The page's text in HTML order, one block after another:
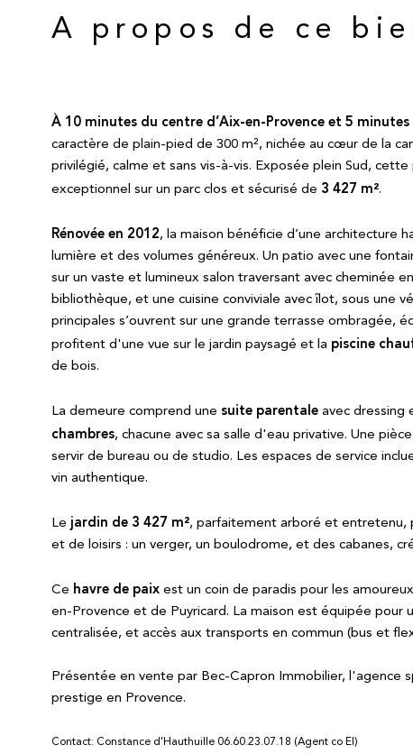
A propos de ce
À 10 minutes du centre d’Aix-en-Provence et 5
caractère de plain-pied de 300 m², nichée au cœur de la
privilégié, calme et sans vis-à-vis. Exposée plein Sud,
exceptionnel sur un parc clos et sécurisé de 3 427 m².
Rénovée en 2012, la maison bénéficie d’une architecture
lumière et des volumes généreux. Un patio avec une
sur un vaste et lumineux salon traversant avec cheminée
bibliothèque, et une cuisine conviviale avec îlot, sous une
principales s’ouvrent sur une grande terrasse ombragée,
profitent d'une vue sur le jardin paysagé et la piscine
de bois.
La demeure comprend une suite parentale avec dressing
chambres, chacune avec sa salle d'eau privative. Une
servir de bureau ou de studio. Les espaces de service
vin authentique.
Le jardin de 3 427 m², parfaitement arboré et entretenu,
et de loisirs : un verger, un boulodrome, et des cabanes,
Ce havre de paix est un coin de paradis pour les
en-Provence et de Puyricard. La maison est équipée pour
centralisée, et accès aux transports en commun (bus et
Présentée en vente par Bec-Capron Immobilier, l'agence
prestige en Provence.
Contact: Constance d'Hauthuille 06.60.23.07.18 (Agent co EI)